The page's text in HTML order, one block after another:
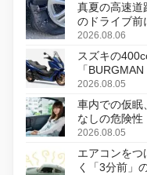
真夏の高速道
のドライブ前
2026.08.06
スズキの
「
変更し、8月
2026.08.05
車内での仮眠
なしの危険性
2026.08.05
エアコンを
く「3分前」